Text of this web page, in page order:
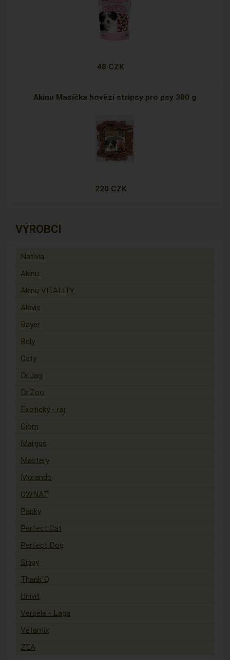
48 CZK
Akinu Masíčka hovězí stripsy pro psy 300 g
220 CZK
VÝROBCI
Nativia
Akinu
Akinu VITALITY
Alavis
Bayer
Bely
Caty
Dr.Jag
Dr.Zoo
Exotický - ráj
Giom
Margus
Mastery
Morando
OWNAT
Papky
Perfect Cat
Perfect Dog
Sippy
Thank´Q
Univit
Versele - Laga
Vetamix
ZEA